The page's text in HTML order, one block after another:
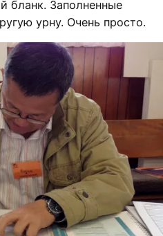
бланк. Заполненные
урну. Очень просто.